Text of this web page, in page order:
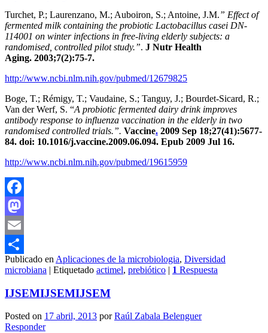
Turchet, P.; Laurenzano, M.; Auboiron, S.; Antoine, J.M.” Effect of
fermented milk containing the probiotic Lactobacillus casei DN-
114001 on winter infections in free-living elderly subjects: a
randomised, controlled pilot study.”. J Nutr Health
Aging. 2003;7(2):75-7.
http://www.ncbi.nlm.nih.gov/pubmed/12679825
Boge, T.; Rémigy, T.; Vaudaine, S.; Tanguy, J.; Bourdet-Sicard, R.;
Van der Werf, S. “A probiotic fermented dairy drink improves
antibody response to influenza vaccination in the elderly in two
randomised controlled trials.”. Vaccine. 2009 Sep 18;27(41):5677-
84. doi: 10.1016/j.vaccine.2009.06.094. Epub 2009 Jul 16.
http://www.ncbi.nlm.nih.gov/pubmed/19615959
Facebook
Mastodon
Email
Compartir
Publicado en Aplicaciones de la microbiologia, Diversidad
microbiana | Etiquetado actimel, prebiótico | 1 Respuesta
IJSEMIJSEMIJSEM
Posted on 17 abril, 2013 porRaúl Zabala Belenguer
Responder